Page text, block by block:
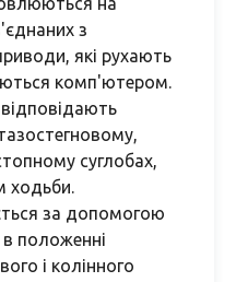
з
які рухають
комп'ютером.
відповідають
суглобах,
ходьби.
за допомогою
положенні
і колінного